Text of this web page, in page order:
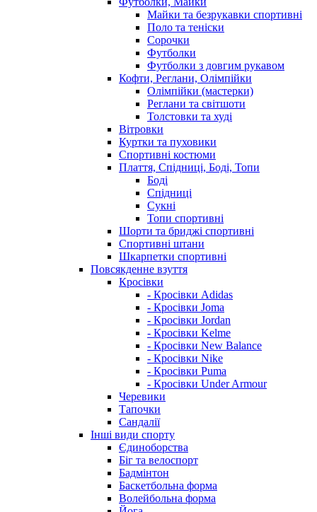
Майки та безрукавки спортивні
Поло та теніски
Сорочки
Футболки
Футболки з довгим рукавом
Кофти, Реглани, Олімпійки
Олімпійки (мастерки)
Реглани та світшоти
Толстовки та худі
Вітровки
Куртки та пуховики
Спортивні костюми
Плаття, Спідниці, Боді, Топи
Боді
Спідниці
Сукні
Топи спортивні
Шорти та бриджі спортивні
Спортивні штани
Шкарпетки спортивні
Повсякденне взуття
Кросівки
- Кросівки Adidas
- Кросівки Joma
- Кросівки Jordan
- Кросівки Kelme
- Кросівки New Balance
- Кросівки Nike
- Кросівки Puma
- Кросівки Under Armour
Черевики
Тапочки
Сандалії
Інші види спорту
Єдиноборства
Біг та велоспорт
Бадмінтон
Баскетбольна форма
Волейбольна форма